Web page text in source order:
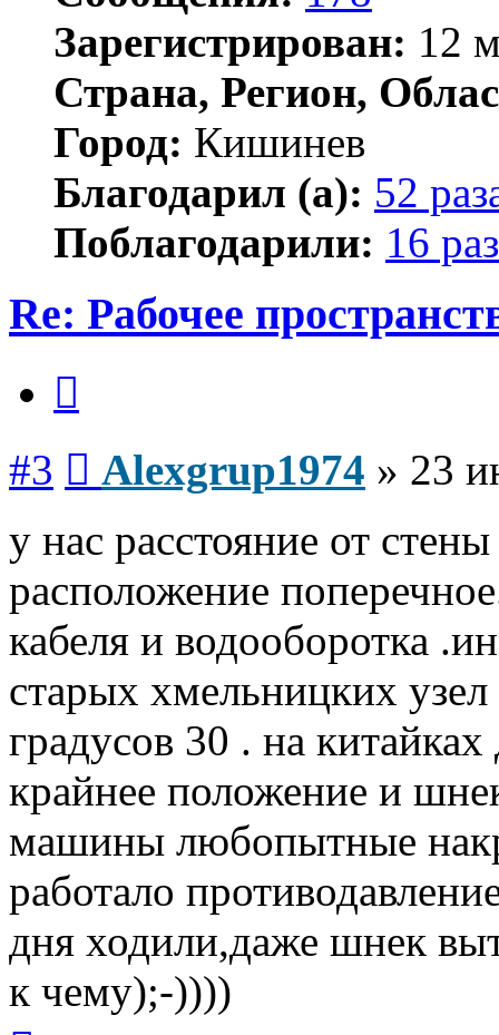
Зарегистрирован: 12
Страна, Регион,
Город: Кишинев
Благодарил (а): 52
Поблагодарили: 16 раз
Re: Рабочее
#3 Alexgrup1974 » 23
у нас расстояние от
расположение
кабеля и водооборотка
старых хмельницких
градусов 30 . на
крайнее положение и
машины любопытные
работало
дня ходили,даже шнек
к чему);-))))